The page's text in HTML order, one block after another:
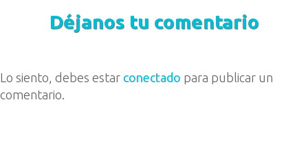
Déjanos tu comentario
Lo siento, debes estar conectado para publicar un
comentario.